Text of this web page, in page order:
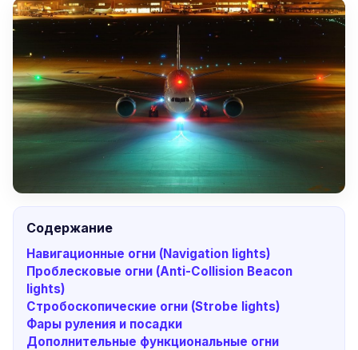
Содержание
Навигационные огни (Navigation lights)
Проблесковые огни (Anti-Collision Beacon
lights)
Стробоскопические огни (Strobe lights)
Фары руления и посадки
Дополнительные функциональные огни